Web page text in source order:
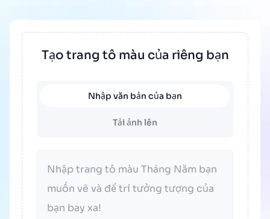
Tạo trang tô màu của riêng bạn
Nhập văn bản của bạn
Tải ảnh lên